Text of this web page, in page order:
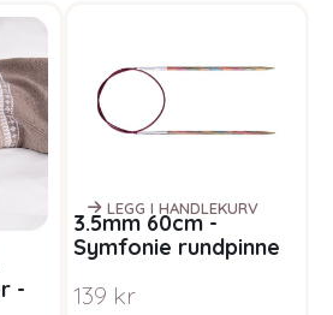
-
LEGG I HANDLEKURV
3.5mm 60cm -
Symfonie rundpinne
139 kr